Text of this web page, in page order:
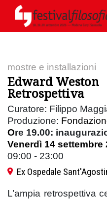
mostre e installazioni
Edward Weston
Retrospettiva
Curatore: Filippo
Produzione:
Ore 19.00:
Venerdì 14 settembre
09:00 - 23:00
Ex Ospedale
L’ampia retrospettiva